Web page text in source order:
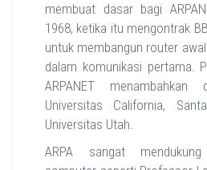
membuat dasar bagi
1968, ketika itu mengontrak
untuk membangun router
dalam komunikasi pertama.
ARPANET
Universitas California,
Universitas Utah.
ARPA sangat